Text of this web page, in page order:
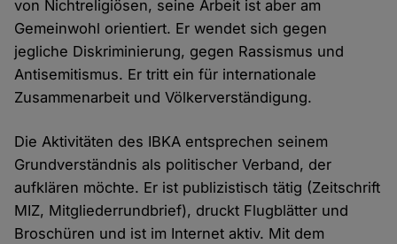
von Nichtreligiösen, seine Arbeit ist aber am
Gemeinwohl orientiert. Er wendet sich gegen
jegliche Diskriminierung, gegen Rassismus und
Antisemitismus. Er tritt ein für internationale
Zusammenarbeit und Völkerverständigung.
Die Aktivitäten des IBKA entsprechen seinem
Grundverständnis als politischer Verband, der
aufklären möchte. Er ist publizistisch tätig (Zeitschrift
MIZ, Mitgliederrundbrief), druckt Flugblätter und
Broschüren und ist im Internet aktiv. Mit dem